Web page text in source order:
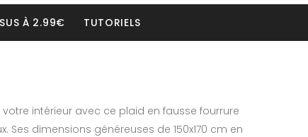
À 2.99€ TUTORIELS
intérieur avec ce plaid en fausse fourrure
Ses dimensions généreuses de 150x170 cm en